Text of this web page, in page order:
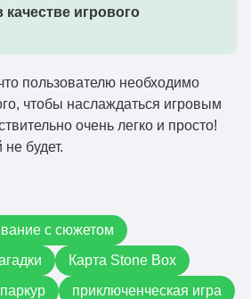
качестве игрового
пользователю необходимо
чтобы наслаждаться игровым
очень легко и просто!
будет.
с сюжетом
Карта Stone Box
паркур
приключенческая игра